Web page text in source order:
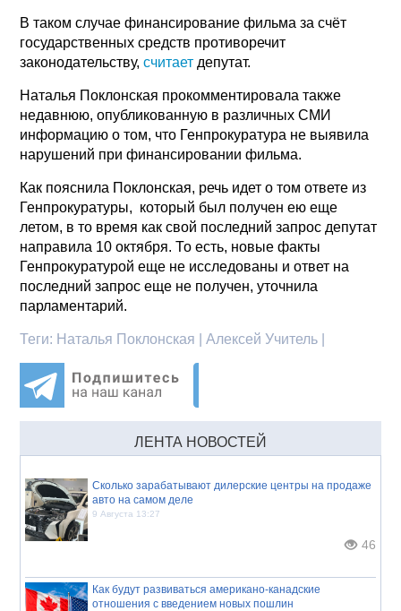
В таком случае финансирование фильма за счёт
государственных средств противоречит
законодательству,считает депутат.
Наталья Поклонская прокомментировала также
недавнюю, опубликованную в различных СМИ
информацию о том, что Генпрокуратура не выявила
нарушений при финансировании фильма.
Как пояснила Поклонская, речь идет о том ответе из
Генпрокуратуры, который был получен ею еще
летом, в то время как свой последний запрос депутат
направила 10 октября. То есть, новые факты
Генпрокуратурой еще не исследованы и ответ на
последний запрос еще не получен, уточнила
парламентарий.
Теги: Наталья Поклонская | Алексей Учитель |
ЛЕНТА НОВОСТЕЙ
Сколько зарабатывают дилерские центры на продаже
авто на самом деле
9 Августа 13:27
46
Как будут развиваться американо-канадские
отношения с введением новых пошлин